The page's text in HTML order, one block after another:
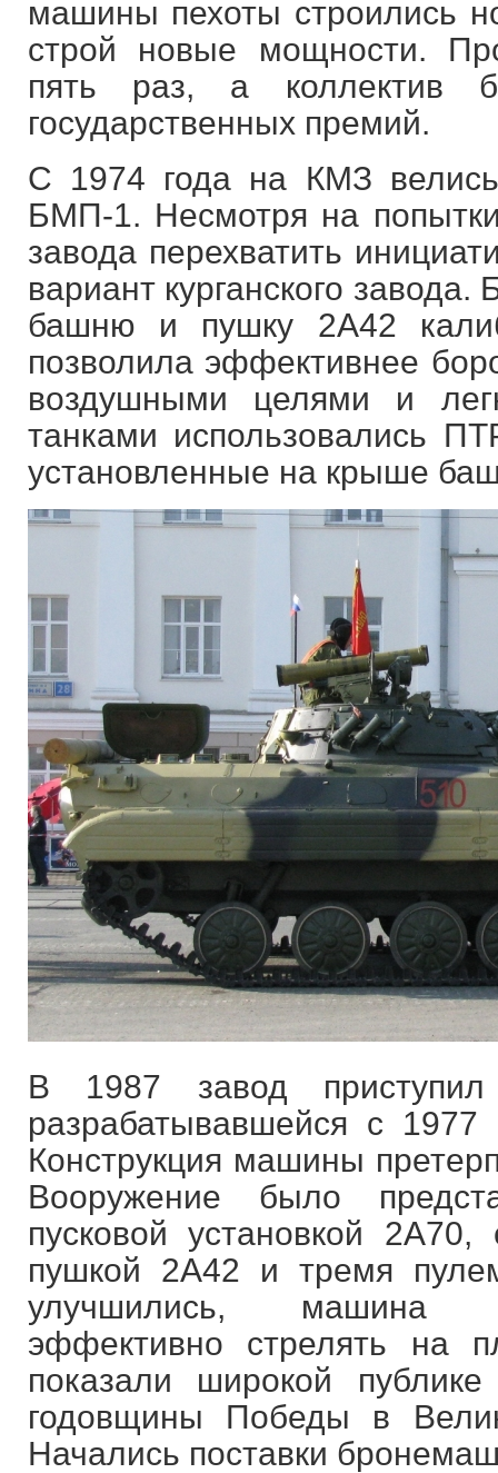
машины пехоты строились
строй новые мощности.
пять раз, а коллектив
государственных премий.
С 1974 года на КМЗ
БМП-1. Несмотря на попытки
завода перехватить
вариант курганского
башню и пушку 2А42
позволила эффективнее
воздушными целями и
танками использовались
установленные на крыше
В 1987 завод
разрабатывавшейся с
Конструкция машины
Вооружение было
пусковой установкой 2А70,
пушкой 2А42 и тремя
улучшились, машина
эффективно стрелять на
показали широкой
годовщины Победы в
Начались поставки